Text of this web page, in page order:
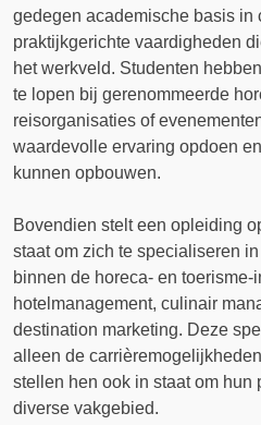
gedegen academische basis in
praktijkgerichte vaardigheden
het werkveld. Studenten
te lopen bij gerenommeerde
reisorganisaties of
waardevolle ervaring opdoen
kunnen opbouwen.
Bovendien stelt een opleiding
staat om zich te specialiseren
binnen de horeca- en toerisme-
hotelmanagement, culinair
destination marketing. Deze
alleen de
stellen hen ook in staat om hun
diverse vakgebied.